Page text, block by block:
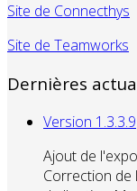
Site de Connecthys
Site de Teamworks
Dernières
Version 1.3.3.9
Ajout de
Correction de